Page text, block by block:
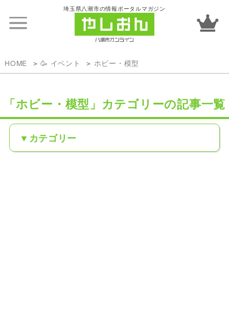
埼玉県八潮市の情報ポータルマガジン
HOME 🥳 イベント ホビー・模型
「ホビー・模型」カテゴリーの記事一覧
カテゴリー